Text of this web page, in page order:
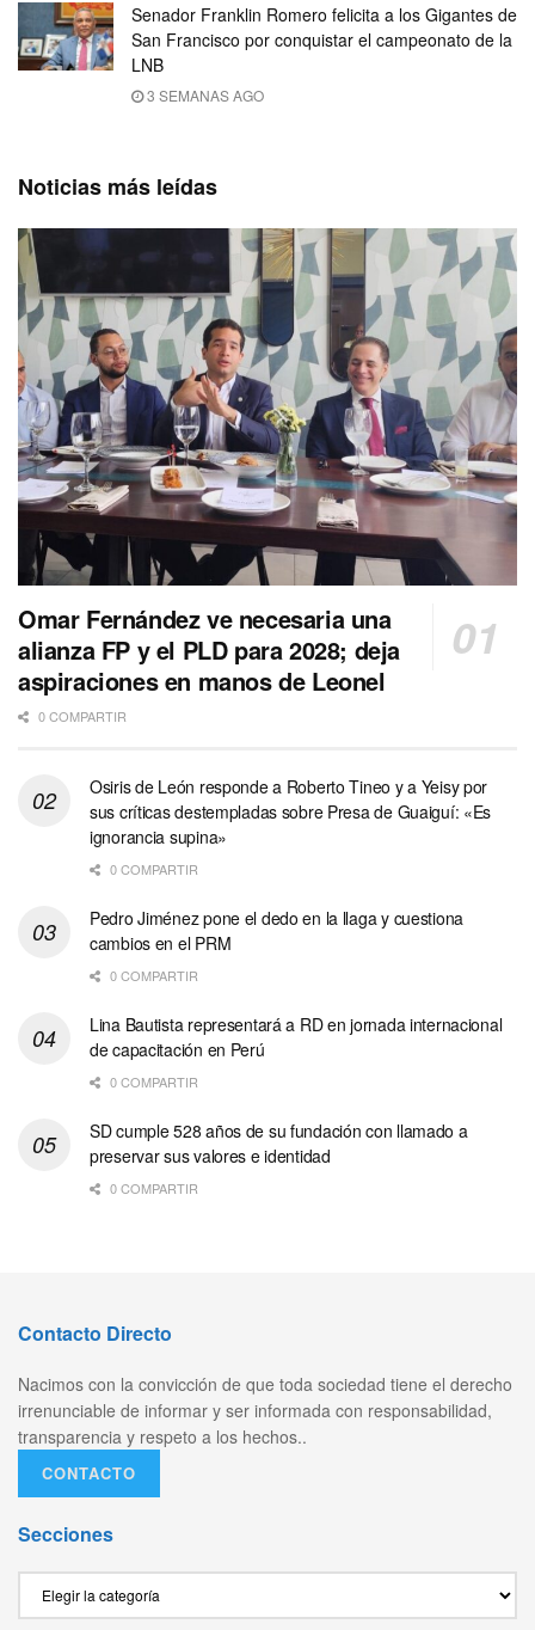
Senador Franklin Romero felicita a los Gigantes de
San Francisco por conquistar el campeonato de la
LNB
3 SEMANAS AGO
Noticias más leídas
Omar Fernández ve necesaria una
alianza FP y el PLD para 2028; deja
aspiraciones en manos de Leonel
0 COMPARTIR
Osiris de León responde a Roberto Tineo y a Yeisy por
sus críticas destempladas sobre Presa de Guaiguí: «Es
ignorancia supina»
0 COMPARTIR
Pedro Jiménez pone el dedo en la llaga y cuestiona
cambios en el PRM
0 COMPARTIR
Lina Bautista representará a RD en jornada internacional
de capacitación en Perú
0 COMPARTIR
SD cumple 528 años de su fundación con llamado a
preservar sus valores e identidad
0 COMPARTIR
Contacto Directo
Nacimos con la convicción de que toda sociedad tiene el derecho
irrenunciable de informar y ser informada con responsabilidad,
transparencia y respeto a los hechos..
CONTACTO
Secciones